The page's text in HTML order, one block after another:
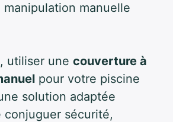
manipulation manuelle
utiliser une couverture à
pour votre piscine
solution adaptée
conjuguer sécurité,